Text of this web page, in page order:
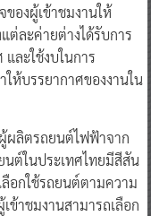
องผู้เข้าชมงานให้
ต่ละค่ายต่างได้รับการ
ละใช้งบในการ
ห้บรรยากาศของงานใน
ผลิตรถยนต์ไฟฟ้าจาก
นต์ในประเทศไทยมีสีสัน
อกใช้รถยนต์ตามความ
ข้าชมงานสามารถเลือก